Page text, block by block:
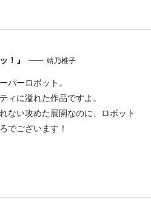
！』
靖乃椎子
パーロボット。
ィに溢れた作品ですよ。
ない攻めた展開なのに、ロボット
でございます！